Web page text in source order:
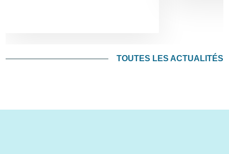
TOUTES LES ACTUALITÉS